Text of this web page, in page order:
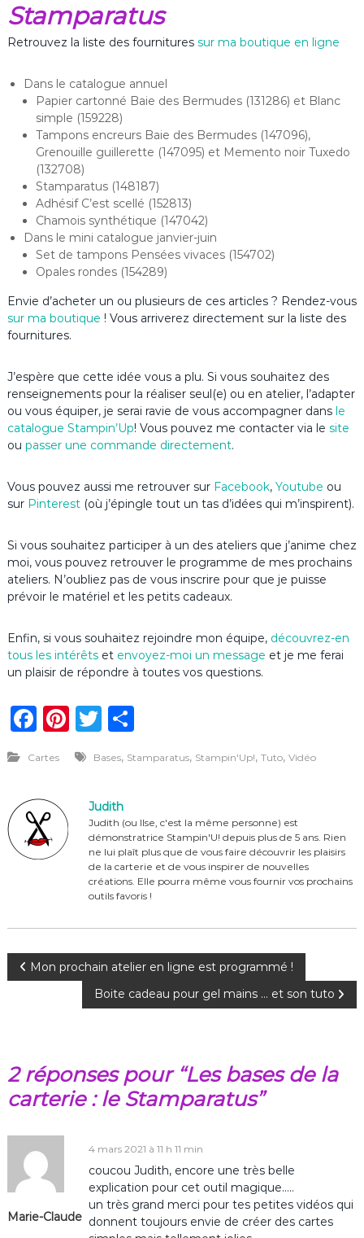
Stamparatus
Retrouvez la liste des fournitures sur ma boutique en ligne
Dans le catalogue annuel
Papier cartonné Baie des Bermudes (131286) et Blanc
simple (159228)
Tampons encreurs Baie des Bermudes (147096),
Grenouille guillerette (147095) et Memento noir Tuxedo
(132708)
Stamparatus (148187)
Adhésif C’est scellé (152813)
Chamois synthétique (147042)
Dans le mini catalogue janvier-juin
Set de tampons Pensées vivaces (154702)
Opales rondes (154289)
Envie d’acheter un ou plusieurs de ces articles ? Rendez-vous
sur ma boutique ! Vous arriverez directement sur la liste des
fournitures.
J’espère que cette idée vous a plu. Si vous souhaitez des
renseignements pour la réaliser seul(e) ou en atelier, l’adapter
ou vous équiper, je serai ravie de vous accompagner dans le
catalogue Stampin’Up! Vous pouvez me contacter via le site
ou passer une commande directement.
Vous pouvez aussi me retrouver sur Facebook, Youtube ou
sur Pinterest (où j’épingle tout un tas d’idées qui m’inspirent).
Si vous souhaitez participer à un des ateliers que j’anime chez
moi, vous pouvez retrouver le programme de mes prochains
ateliers. N’oubliez pas de vous inscrire pour que je puisse
prévoir le matériel et les petits cadeaux.
Enfin, si vous souhaitez rejoindre mon équipe, découvrez-en
tous les intérêtset envoyez-moi un message et je me ferai
un plaisir de répondre à toutes vos questions.
F
c
e
b
o
Pi
n
te
re
st
T
it
te
r
P
ta
er
Cartes Bases, Stamparatus, Stampin'Up!, Tuto, Vidéo
Judith
Judith (ou Ilse, c'est la même personne) est
démonstratrice Stampin'U! depuis plus de 5 ans. Rien
ne lui plaît plus que de vous faire découvrir les plaisirs
de la carterie et de vous inspirer de nouvelles
créations. Elle pourra même vous fournir vos prochains
outils favoris !
N
i
t
i
Mon prochain atelier en ligne est programmé !
Boite cadeau pour gel mains … et son tuto
2 réponses pour “Les bases de la
carterie : le Stamparatus”
Marie-Claude
4 mars 2021 à 11 h 11 min
coucou Judith, encore une très belle
explication pour cet outil magique…..
un très grand merci pour tes petites vidéos qui
donnent toujours envie de créer des cartes